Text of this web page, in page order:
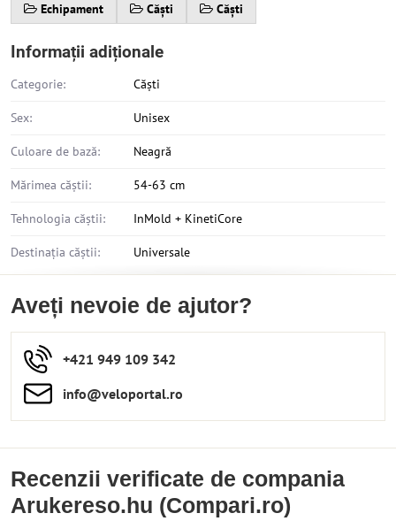
Echipament Căști Căști
Informații adiționale
Categorie: Căști
Sex: Unisex
Culoare de bază: Neagră
Mărimea căștii: 54-63 cm
Tehnologia căștii: InMold + KinetiCore
Destinația căștii: Universale
Aveți nevoie de ajutor?
+421 949 109 342
info​​@veloportal​.ro
Recenzii verificate de compania
Arukereso.hu (Compari.ro)